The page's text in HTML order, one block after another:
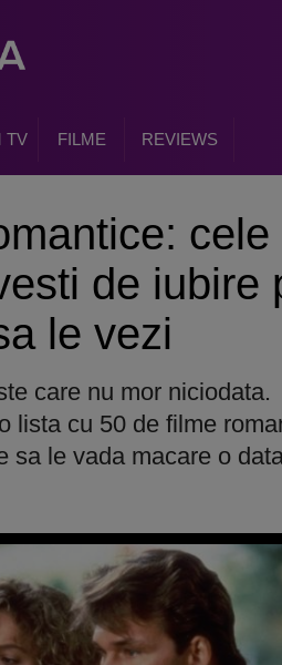
TV FILME REVIEWS
cele
de iubire
le vezi
care nu mor niciodata.
lista cu 50 de filme
sa le vada macare o